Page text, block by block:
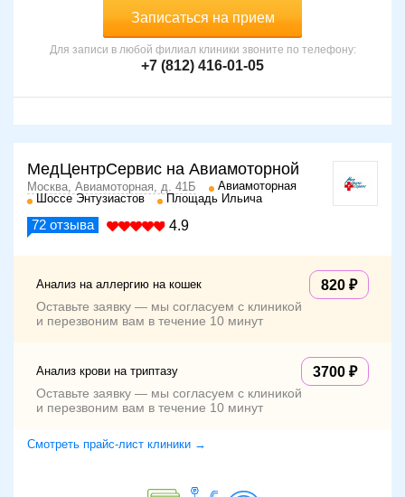
Записаться на прием
Для записи в любой филиал клиники звоните по телефону:
+7 (812) 416-01-05
МедЦентрСервис на Авиамоторной
Москва, Авиамоторная, д. 41Б
Авиамоторная
Шоссе Энтузиастов
Площадь Ильича
72 отзыва 4.9
Анализ на аллергию на кошек 820
Оставьте заявку — мы согласуем с клиникой
и перезвоним вам в течение 10 минут
Анализ крови на триптазу 3700
Оставьте заявку — мы согласуем с клиникой
и перезвоним вам в течение 10 минут
Смотреть прайс-лист клиники →